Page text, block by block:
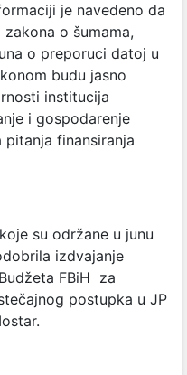
je navedeno da
o šumama,
o preporuci datoj u
budu jasno
institucija
i gospodarenje
pitanja finansiranja
su održane u junu
izdvajanje
FBiH za
postupka u JP